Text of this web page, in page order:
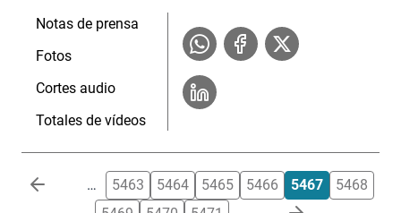
Notas de prensa
Fotos
Cortes audio
Totales de vídeos
Paginación … 5463 5464 5465 5466 5467
5468